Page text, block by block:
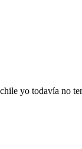
yo todavía no